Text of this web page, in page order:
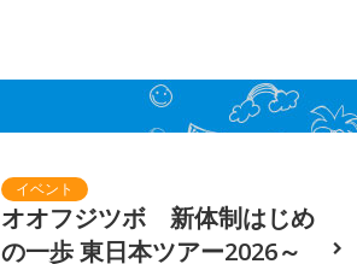
オオフジツボ 新体制はじめ
の一歩 東日本ツアー2026～